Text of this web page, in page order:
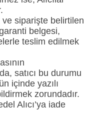
ve siparişte belirtilen
belgesi,
teslim edilmek
satıcı bu durumu
içinde yazılı
zorundadır.
Alıcı’ya iade